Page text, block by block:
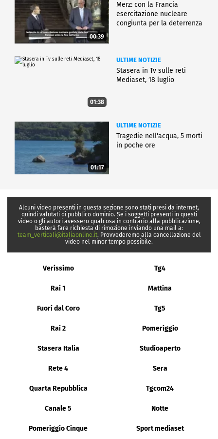
00:39
Merz: con la Francia
esercitazione nucleare
congiunta per la deterrenza
01:38
ULTIME NOTIZIE
Stasera in Tv sulle reti
Mediaset, 18 luglio
01:17
ULTIME NOTIZIE
Tragedie nell'acqua, 5 morti
in poche ore
Alcuni video presenti in questa sezione sono stati presi da internet,
quindi valutati di pubblico dominio. Se i soggetti presenti in questi
video o gli autori avessero qualcosa in contrario alla pubblicazione,
basterà fare richiesta di rimozione inviando una mail a:
team_verticali@italiaonline.it. Provvederemo alla cancellazione del
video nel minor tempo possibile.
Verissimo Tg4
Rai 1 Mattina
Fuori dal Coro Tg5
Rai 2 Pomeriggio
Stasera Italia Studioaperto
Rete 4 Sera
Quarta Repubblica Tgcom24
Canale 5 Notte
Pomeriggio Cinque Sport mediaset